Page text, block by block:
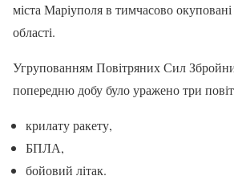
міста Маріуполя в тимчасово
області.
Угрупованням Повітряних Сил
попередню добу було уражено три
крилату ракету,
БПЛА,
бойовий літак.